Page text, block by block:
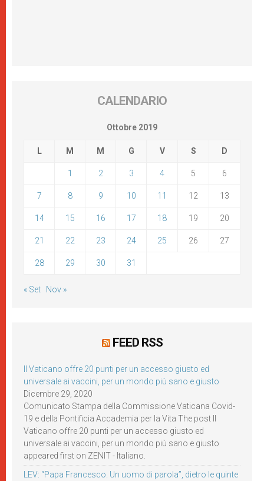
CALENDARIO
Ottobre 2019
L M M G V S D
1 2 3 4 5 6
7 8 9 10 11 12 13
14 15 16 17 18 19 20
21 22 23 24 25 26 27
28 29 30 31
« Set Nov »
FEED RSS
Il Vaticano offre 20 punti per un accesso giusto ed
universale ai vaccini, per un mondo più sano e giusto
Dicembre 29, 2020
Comunicato Stampa della Commissione Vaticana Covid-
19 e della Pontificia Accademia per la Vita The post Il
Vaticano offre 20 punti per un accesso giusto ed
universale ai vaccini, per un mondo più sano e giusto
appeared first on ZENIT - Italiano.
LEV: “Papa Francesco. Un uomo di parola”, dietro le quinte